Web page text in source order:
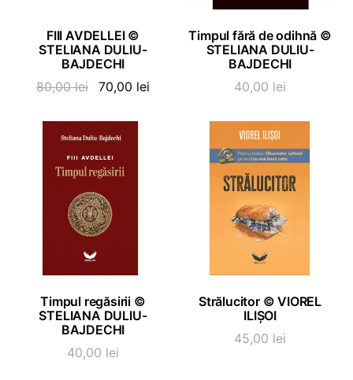
ADAUGĂ ÎN COȘ
FIII AVDELLEI ©
STELIANA DULIU-
BAJDECHI
80,00lei
Prețul
a
fost:
80,00 lei.
70,00 leiPrețul
ADAUGĂ ÎN COȘ
Timpul fără de odihnă ©
STELIANA DULIU-
BAJDECHI
40,00 lei
ADAUGĂ ÎN COȘ
Timpul regăsirii ©
STELIANA DULIU-
BAJDECHI
40,00 lei
ADAUGĂ ÎN COȘ
Strălucitor © VIOREL
ILIȘOI
45,00 lei